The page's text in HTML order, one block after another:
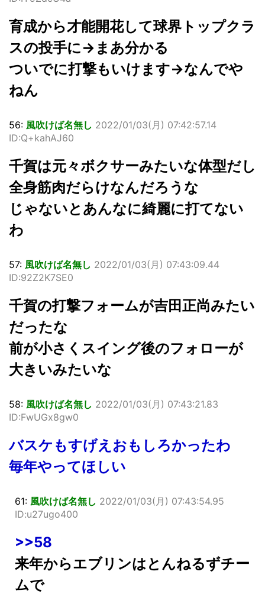
育成から才能開花して球界トップクラ
スの投手に→まあ分かる
ついでに打撃もいけます→なんでや
ねん
56: 風吹けば名無し 2022/01/03(月) 07:42:57.14
ID:Q+kahAJ60
千賀は元々ボクサーみたいな体型だし
全身筋肉だらけなんだろうな
じゃないとあんなに綺麗に打てない
わ
57: 風吹けば名無し 2022/01/03(月) 07:43:09.44
ID:92Z2K7SE0
千賀の打撃フォームが吉田正尚みたい
だったな
前が小さくスイング後のフォローが
大きいみたいな
58: 風吹けば名無し 2022/01/03(月) 07:43:21.83
ID:FwUGx8gw0
バスケもすげえおもしろかったわ
毎年やってほしい
61: 風吹けば名無し 2022/01/03(月) 07:43:54.95
ID:u27ugo400
>>58
来年からエブリンはとんねるずチー
ムで